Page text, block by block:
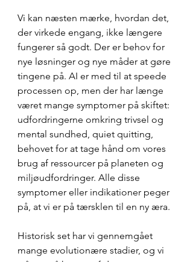
Vi kan næsten mærke, hvordan det,
der virkede engang, ikke længere
fungerer så godt. Der er behov for
nye løsninger og nye måder at gøre
tingene på. AI er med til at speede
processen op, men der har længe
været mange symptomer på skiftet:
udfordringerne omkring trivsel og
mental sundhed, quiet quitting,
behovet for at tage hånd om vores
brug af ressourcer på planeten og
miljøudfordringer. Alle disse
symptomer eller indikationer peger
på, at vi er på tærsklen til en ny æra.
Historisk set har vi gennemgået
mange evolutionære stadier, og vi